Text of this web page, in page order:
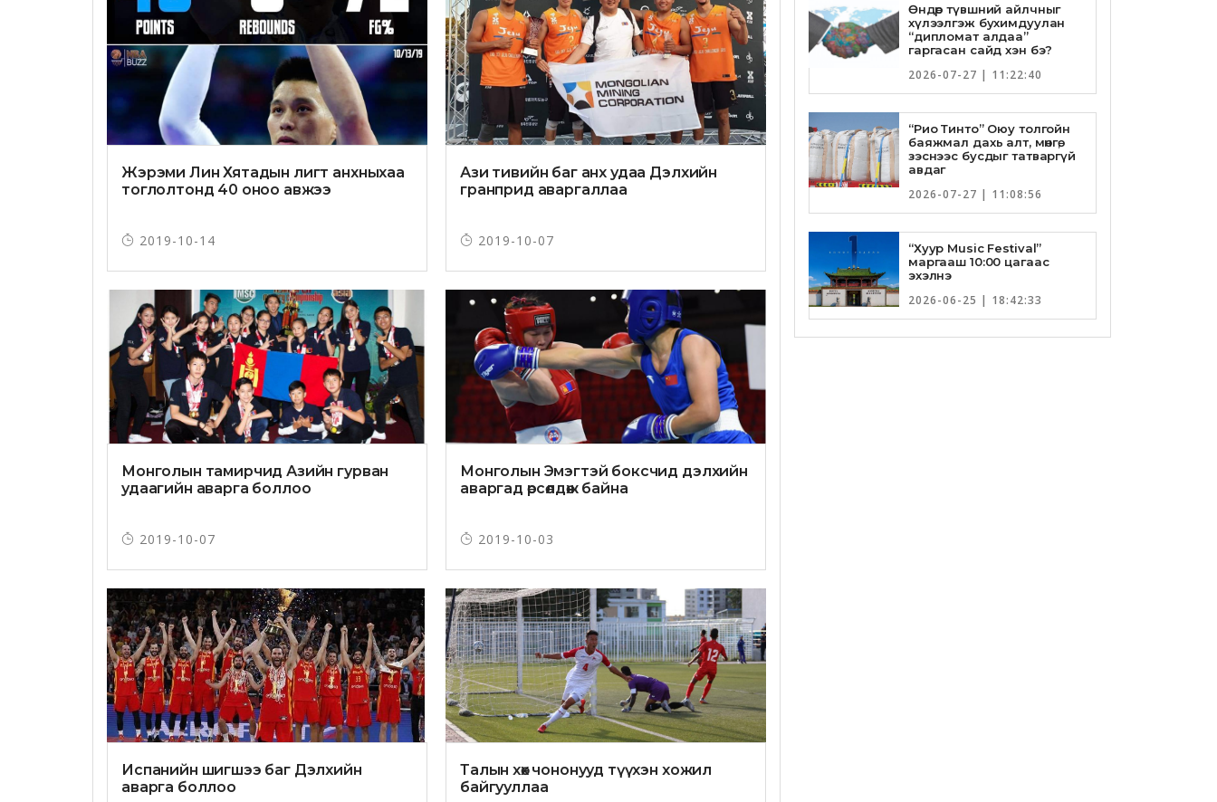
Жэрэми Лин Хятадын лигт анхныхаа
тоглолтонд 40 оноо авжээ
2019-10-14
Ази тивийн баг анх удаа Дэлхийн
гранприд аваргаллаа
2019-10-07
Монголын тамирчид Азийн гурван
удаагийн аварга боллоо
2019-10-07
Монголын Эмэгтэй боксчид дэлхийн
аваргад өрсөлдөж байна
2019-10-03
Испанийн шигшээ баг Дэлхийн
аварга боллоо
Талын хөх чононууд түүхэн хожил
байгууллаа
Өндөр түвшний айлчныг
хүлээлгэж бухимдуулан
“дипломат алдаа”
гаргасан сайд хэн бэ?
2026-07-27 | 11:22:40
“Рио Тинто” Оюу толгойн
баяжмал дахь алт, мөнгө,
зэснээс бусдыг татваргүй
авдаг
2026-07-27 | 11:08:56
“Хуур Music Festival”
маргааш 10:00 цагаас
эхэлнэ
2026-06-25 | 18:42:33